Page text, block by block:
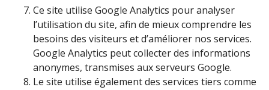
Ce site utilise Google Analytics pour analyser
l’utilisation du site, afin de mieux comprendre les
besoins des visiteurs et d’améliorer nos services.
Google Analytics peut collecter des informations
anonymes, transmises aux serveurs Google.
Le site utilise également des services tiers comme